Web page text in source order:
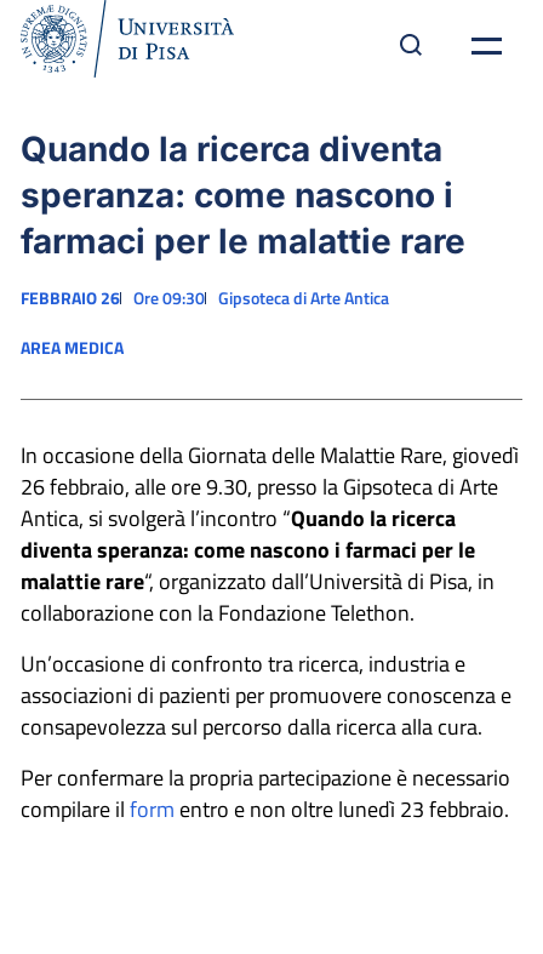
Quando la ricerca diventa
speranza: come nascono i
farmaci per le malattie rare
FEBBRAIO 26 Ore 09:30 Gipsoteca di Arte Antica
AREA MEDICA
In occasione della Giornata delle Malattie Rare, giovedì
26 febbraio, alle ore 9.30, presso la Gipsoteca di Arte
Antica, si svolgerà l’incontro “Quando la ricerca
diventa speranza: come nascono i farmaci per le
malattie rare“, organizzato dall’Università di Pisa, in
collaborazione con la Fondazione Telethon.
Un’occasione di confronto tra ricerca, industria e
associazioni di pazienti per promuovere conoscenza e
consapevolezza sul percorso dalla ricerca alla cura.
Per confermare la propria partecipazione è necessario
compilare ilform entro e non oltre lunedì 23 febbraio.